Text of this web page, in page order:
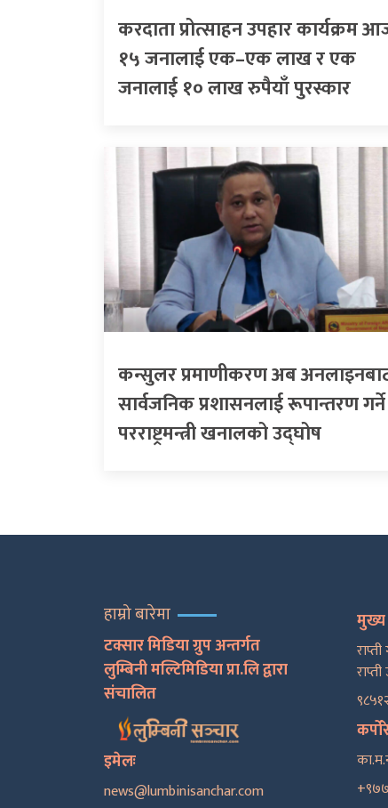
करदाता प्रोत्साहन उपहार कार्यक्रम
१५ जनालाई एक–एक लाख र एक
जनालाई १० लाख रुपैयाँ पुरस्कार
कन्सुलर प्रमाणीकरण अब
सार्वजनिक प्रशासनलाई रूपान्तरण गर्ने
परराष्ट्रमन्त्री खनालको उद्घोष
हाम्रो बारेमा
टक्सार मिडिया ग्रुप अन्तर्गत
लुम्बिनी मल्टिमिडिया प्रा.लि द्वारा
संचालित
इमेलः
news@lumbinisanchar.com
मुख्य